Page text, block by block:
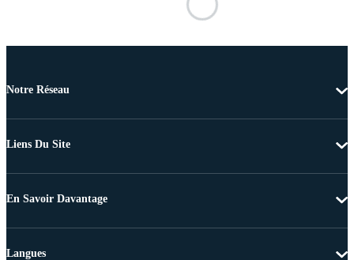
Notre Réseau
Liens Du Site
En Savoir Davantage
Langues